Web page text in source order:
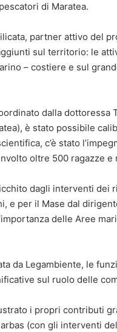
di Maratea.
partner attivo del
sul territorio: le
– costiere e sul
dalla dottoressa
è stato possibile
c’è stato
oltre 500 ragazze e
dagli interventi dei
e per il Mase dal
delle Aree
da Legambiente, le
sul ruolo delle
i propri contributi
(con gli interventi